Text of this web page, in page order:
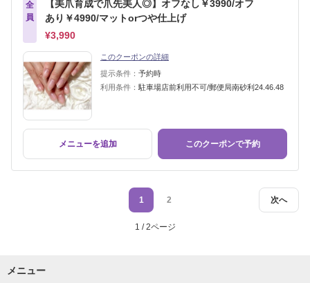
全
員
【美爪育成で爪先美人◎】オフなし￥3990/オフ
あり￥4990/マットorつや仕上げ
¥3,990
このクーポンの詳細
提示条件： 予約時
利用条件： 駐車場店前利用不可/郵便局南砂利24.46.48
メニューを追加 このクーポンで予約
次へ
1 2
1 / 2ページ
メニュー